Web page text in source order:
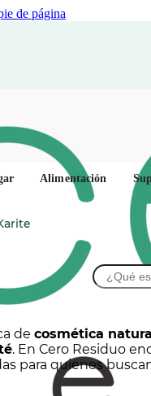
de página
Buscar
Alimentación
de cosmética
. En Cero Residuo
para quienes